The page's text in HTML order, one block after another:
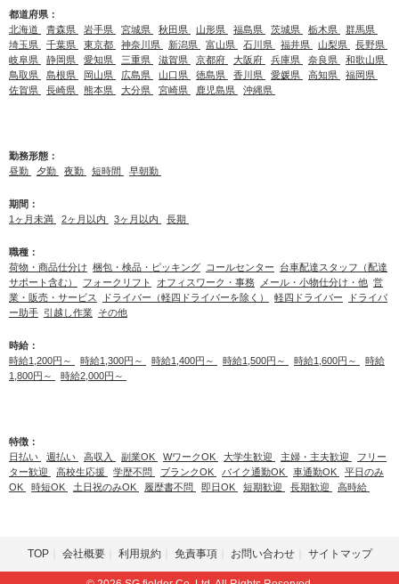
都道府県：
北海道
青森県 岩手県 宮城県 秋田県 山形県 福島県 茨城県 栃木県
群馬県
埼玉県
千葉県 東京都 神奈川県 新潟県 富山県 石川県 福井県 山梨県
長野県
岐阜県
静岡県 愛知県 三重県 滋賀県 京都府 大阪府 兵庫県 奈良県
和歌山県
鳥取県
島根県 岡山県 広島県 山口県 徳島県 香川県 愛媛県 高知県
福岡県
佐賀県
長崎県 熊本県 大分県 宮崎県 鹿児島県 沖縄県
勤務形態：
昼勤
夕勤 夜勤 短時間 早朝勤
期間：
1ヶ月未満
2ヶ月以内 3ヶ月以内 長期
職種：
荷物・商品仕分け 梱包・検品・ピッキング コールセンター
台車配達スタッフ（配達
サポート含む）
フォークリフト オフィスワーク・事務 メール・小物仕分け・他 営
業・販売・サービス
ドライバー（軽四ドライバーを除く） 軽四ドライバー
ドライバ
ー助手 引越し作業 その他
時給：
時給1,200円～
時給1,300円～ 時給1,400円～ 時給1,500円～ 時給1,600円～
時給
1,800円～
時給2,000円～
特徴：
日払い
週払い 高収入 副業OK WワークOK 大学生歓迎 主婦・主夫歓迎
フリー
ター歓迎
高校生応援 学歴不問 ブランクOK バイク通勤OK 車通勤OK
平日のみ
OK
時短OK 土日祝のみOK 履歴書不問 即日OK 短期歓迎 長期歓迎 高時給
TOP 会社概要 利用規約 免責事項 お問い合わせ サイトマップ